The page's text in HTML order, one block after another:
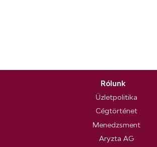
Rólunk
Üzletpolitika
Cégtörténet
Menedzsment
Aryzta AG